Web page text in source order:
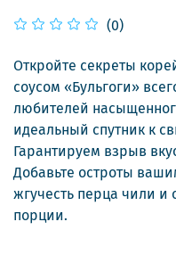
(0)
Откройте секреты
соусом «Бульгоги»
любителей
идеальный спутник к
Гарантируем взрыв
Добавьте остроты
жгучесть перца чили и
порции.